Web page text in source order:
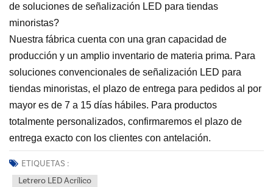
de soluciones de señalización LED para tiendas
minoristas?
Nuestra fábrica cuenta con una gran capacidad de
producción y un amplio inventario de materia prima. Para
soluciones convencionales de señalización LED para
tiendas minoristas, el plazo de entrega para pedidos al por
mayor es de 7 a 15 días hábiles. Para productos
totalmente personalizados, confirmaremos el plazo de
entrega exacto con los clientes con antelación.
ETIQUETAS :
Letrero LED Acrílico